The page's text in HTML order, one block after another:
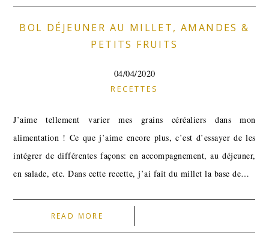
BOL DÉJEUNER AU MILLET, AMANDES &
PETITS FRUITS
04/04/2020
RECETTES
J’aime tellement varier mes grains céréaliers dans mon
alimentation ! Ce que j’aime encore plus, c’est d’essayer de les
intégrer de différentes façons: en accompagnement, au déjeuner,
en salade, etc. Dans cette recette, j’ai fait du millet la base de…
READ MORE